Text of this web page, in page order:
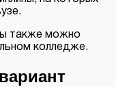
также можно
колледже.